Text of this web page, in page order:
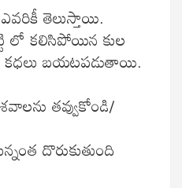
ఎవరికీ తెలుస్తాయి.
లో కలిసిపోయిన కుల
కధలు బయటపడుతాయి.
తవ్వుకోండి/
దొరుకుతుంది